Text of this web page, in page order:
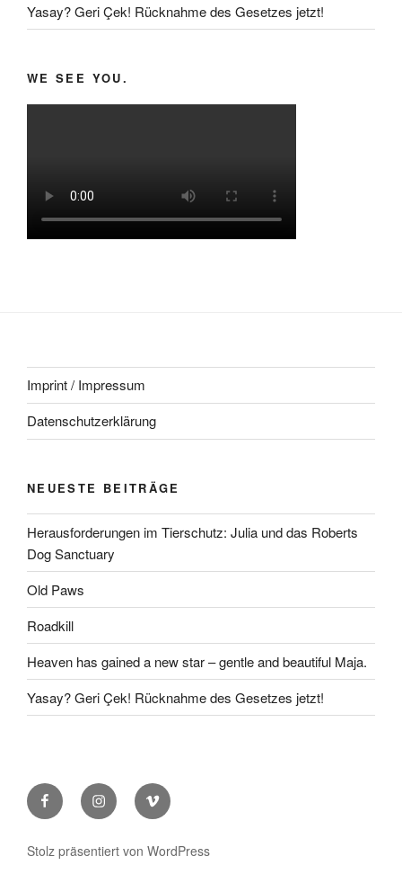
Yasay? Geri Çek! Rücknahme des Gesetzes jetzt!
WE SEE YOU.
Imprint / Impressum
Datenschutzerklärung
NEUESTE BEITRÄGE
Herausforderungen im Tierschutz: Julia und das Roberts
Dog Sanctuary
Old Paws
Roadkill
Heaven has gained a new star – gentle and beautiful Maja.
Yasay? Geri Çek! Rücknahme des Gesetzes jetzt!
FacebookInstagramVimeo
Stolz präsentiert von WordPress